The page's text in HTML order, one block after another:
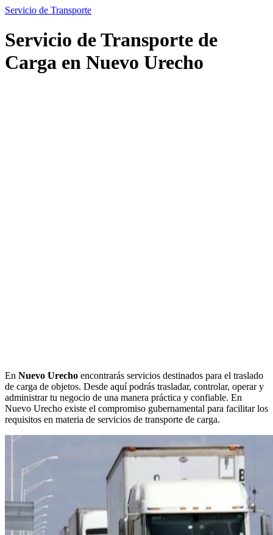
Servicio de Transporte
Servicio de Transporte de
Carga en Nuevo Urecho
En Nuevo Urecho encontrarás servicios destinados para el traslado
de carga de objetos. Desde aquí podrás trasladar, controlar, operar y
administrar tu negocio de una manera práctica y confiable. En
Nuevo Urecho existe el compromiso gubernamental para facilitar los
requisitos en materia de servicios de transporte de carga.